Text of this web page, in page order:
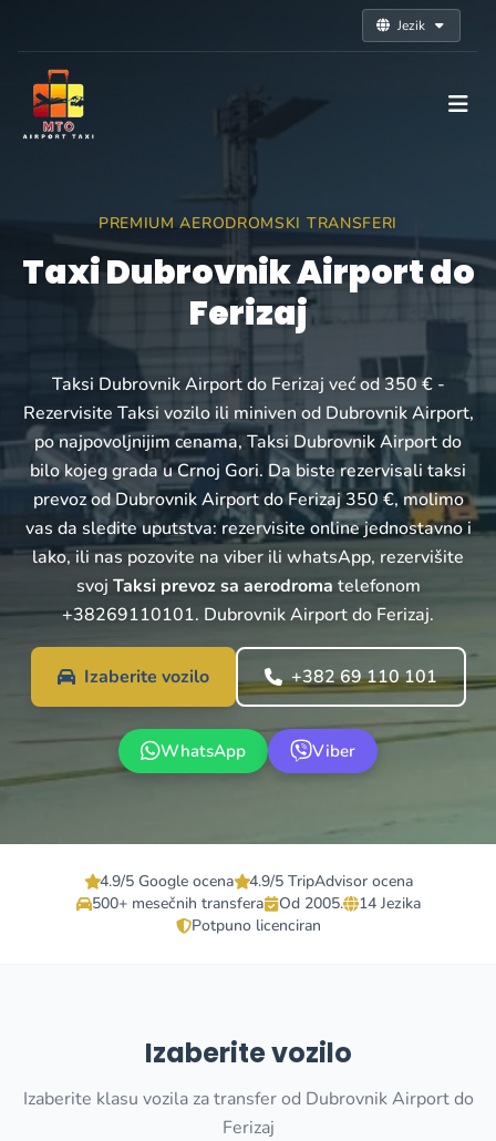
Jezik
PREMIUM AERODROMSKI TRANSFERI
Taxi Dubrovnik Airport do
Ferizaj
Taksi Dubrovnik Airport do Ferizaj već od 350 € -
Rezervisite Taksi vozilo ili miniven od Dubrovnik Airport,
po najpovoljnijim cenama, Taksi Dubrovnik Airport do
bilo kojeg grada u Crnoj Gori. Da biste rezervisali taksi
prevoz od Dubrovnik Airport do Ferizaj 350 €, molimo
vas da sledite uputstva: rezervisite online jednostavno i
lako, ili nas pozovite na viber ili whatsApp, rezervišite
svoj Taksi prevoz sa aerodroma telefonom
+38269110101. Dubrovnik Airport do Ferizaj.
Izaberite vozilo +382 69 110 101
WhatsApp Viber
4.9/5 Google ocena
4.9/5 TripAdvisor ocena
500+ mesečnih transfera
Od 2005.
14 Jezika
Potpuno licenciran
Izaberite vozilo
Izaberite klasu vozila za transfer od Dubrovnik Airport do
Ferizaj